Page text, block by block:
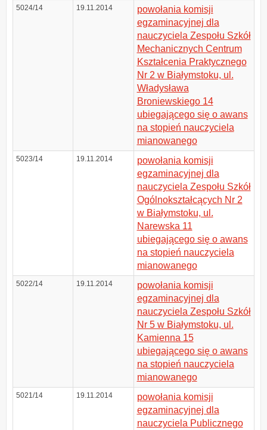
5024/14 19.11.2014
powołania komisji
egzaminacyjnej dla
nauczyciela Zespołu Szkół
Mechanicznych Centrum
Kształcenia Praktycznego
Nr 2 w Białymstoku, ul.
Władysława
Broniewskiego 14
ubiegającego się o awans
na stopień nauczyciela
mianowanego
5023/14 19.11.2014
powołania komisji
egzaminacyjnej dla
nauczyciela Zespołu Szkół
Ogólnokształcących Nr 2
w Białymstoku, ul.
Narewska 11
ubiegającego się o awans
na stopień nauczyciela
mianowanego
5022/14 19.11.2014
powołania komisji
egzaminacyjnej dla
nauczyciela Zespołu Szkół
Nr 5 w Białymstoku, ul.
Kamienna 15
ubiegającego się o awans
na stopień nauczyciela
mianowanego
5021/14 19.11.2014
powołania komisji
egzaminacyjnej dla
nauczyciela Publicznego